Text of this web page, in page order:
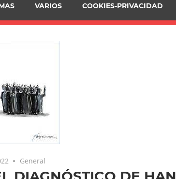
VARIOS COOKIES-PRIVACIDAD
General